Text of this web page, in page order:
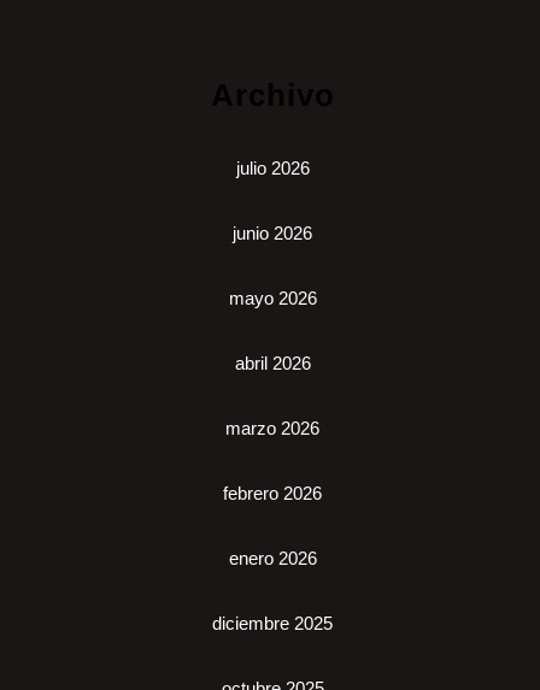
Archivo
julio 2026
junio 2026
mayo 2026
abril 2026
marzo 2026
febrero 2026
enero 2026
diciembre 2025